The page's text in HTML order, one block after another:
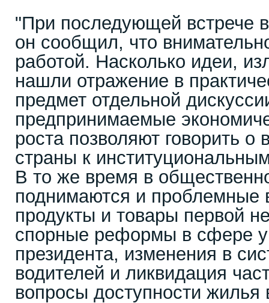
"При последующей встрече
он сообщил, что
работой. Насколько идеи,
нашли отражение в
предмет отдельной
предпринимаемые
роста позволяют говорить о
страны к
В то же время в
поднимаются и проблемные
продукты и товары первой
спорные реформы в сфере
президента, изменения в
водителей и ликвидация
вопросы доступности жилья